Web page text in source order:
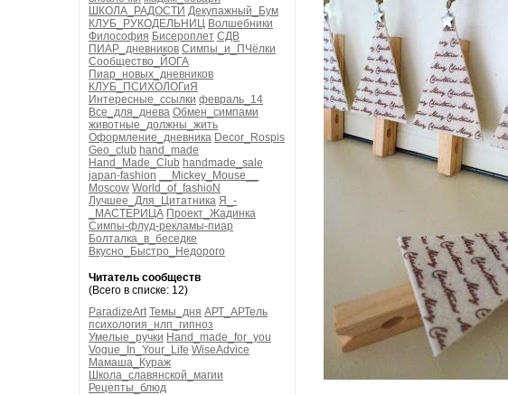
ШКОЛА_РАДОСТИ Декупажный_Бум
КЛУБ_РУКОДЕЛЬНИЦ Волшебники
Философия Бисероплет СДВ
ПИАР_дневников Симпы_и_ПЧёлки
Сообщество_ЙОГА
Пиар_новых_дневников
КЛУБ_ПСИХОЛОГиЯ
Интересные_ссылки февраль_14
Все_для_днева Обмен_симпами
животные_должны_жить
Оформление_дневника Decor_Rospis
Geo_club hand_made
Hand_Made_Club handmade_sale
japan-fashion
__Mickey_Mouse__
Moscow World_of_fashioN
Лучшее_Для_Цитатника Я_-
_МАСТЕРИЦА Проект_Жадинка
Симпы-флуд-рекламы-пиар
Болталка_в_беседке
Вкусно_Быстро_Недорого
Читатель сообществ
(Всего в списке: 12)
ParadizeArt Темы_дня АРТ_АРТель
психология_нлп_гипноз
Умелые_ручки Hand_made_for_you
Vogue_In_Your_Life WiseAdvice
Мамаша_Кураж
Школа_славянской_магии
Рецепты_блюд